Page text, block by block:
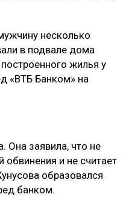
несколько
в подвале дома
жилья у
«ВТБ Банком» на
Она заявила, что не
обвинения и не считает
образовался
банком.